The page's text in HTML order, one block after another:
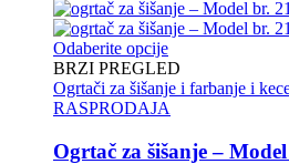
Odaberite opcije
BRZI PREGLED
Ogrtači za šišanje i farbanje i
RASPRODAJA
Ogrtač za šišanje –